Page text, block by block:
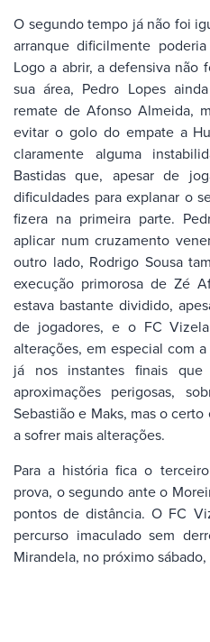
O segundo tempo já não foi
arranque dificilmente
Logo a abrir, a defensiva não
sua área, Pedro Lopes
remate de Afonso Almeida,
evitar o golo do empate a
claramente alguma
Bastidas que, apesar de
dificuldades para explanar o
fizera na primeira parte.
aplicar num cruzamento
outro lado, Rodrigo Sousa
execução primorosa de Zé
estava bastante dividido,
de jogadores, e o FC
alterações, em especial com
já nos instantes finais que
aproximações perigosas,
Sebastião e Maks, mas o
a sofrer mais alterações.
Para a história fica o
prova, o segundo ante o
pontos de distância. O FC
percurso imaculado sem
Mirandela, no próximo